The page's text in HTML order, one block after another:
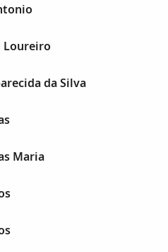
Loureiro
da Silva
Maria